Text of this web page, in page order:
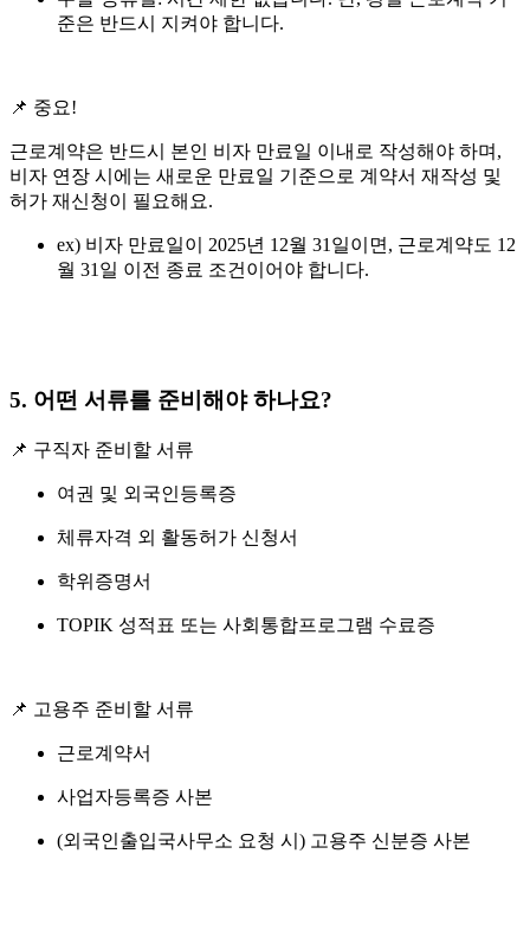
준은 반드시 지켜야 합니다.
📌 중요!
근로계약은 반드시 본인 비자 만료일 이내로 작성해야 하며,
비자 연장 시에는 새로운 만료일 기준으로 계약서 재작성 및
허가 재신청이 필요해요.
ex) 비자 만료일이 2025년 12월 31일이면, 근로계약도 12
월 31일 이전 종료 조건이어야 합니다.
5. 어떤 서류를 준비해야 하나요?
📌 구직자 준비할 서류
여권 및 외국인등록증
체류자격 외 활동허가 신청서
학위증명서
TOPIK 성적표 또는 사회통합프로그램 수료증
📌 고용주 준비할 서류
근로계약서
사업자등록증 사본
(외국인출입국사무소 요청 시) 고용주 신분증 사본